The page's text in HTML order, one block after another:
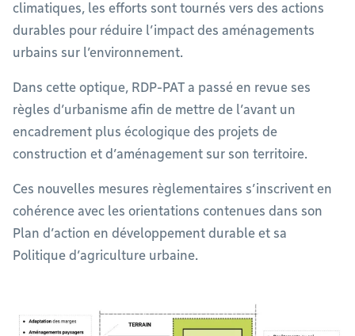
climatiques, les efforts sont tournés vers des actions
durables pour réduire l’impact des aménagements
urbains sur l’environnement.
Dans cette optique, RDP-PAT a passé en revue ses
règles d’urbanisme afin de mettre de l’avant un
encadrement plus écologique des projets de
construction et d’aménagement sur son territoire.
Ces nouvelles mesures règlementaires s’inscrivent en
cohérence avec les orientations contenues dans son
Plan d’action en développement durable et sa
Politique d’agriculture urbaine.